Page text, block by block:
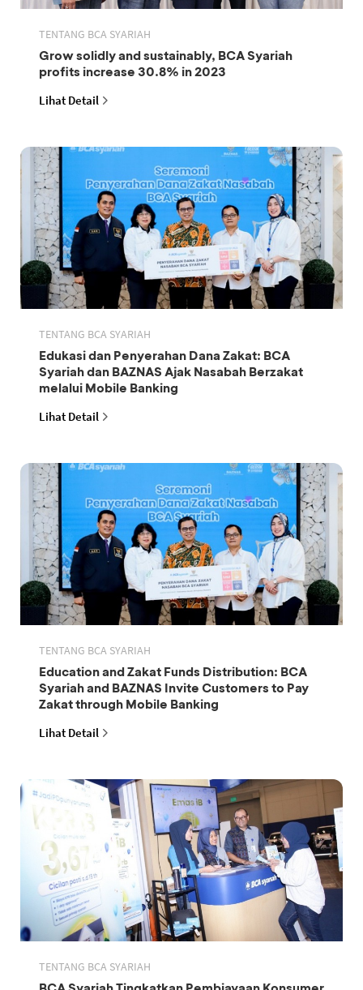
TENTANG BCA SYARIAH
Grow solidly and sustainably, BCA Syariah
profits increase 30.8% in 2023
Lihat Detail
TENTANG BCA SYARIAH
Edukasi dan Penyerahan Dana Zakat: BCA
Syariah dan BAZNAS Ajak Nasabah Berzakat
melalui Mobile Banking
Lihat Detail
TENTANG BCA SYARIAH
Education and Zakat Funds Distribution: BCA
Syariah and BAZNAS Invite Customers to Pay
Zakat through Mobile Banking
Lihat Detail
TENTANG BCA SYARIAH